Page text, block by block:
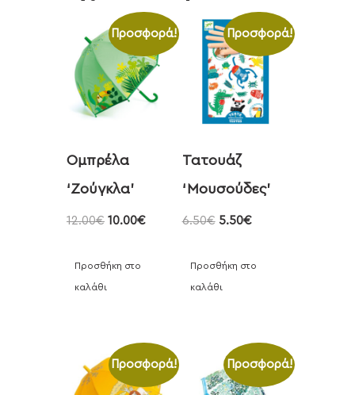
Προσφορά!
Ομπρέλα
‘Ζούγκλα’
12.00€ 10.00€
Προσθήκη στο
καλάθι
Προσφορά!
Τατουάζ
‘Μουσούδες’
6.50€ 5.50€
Προσθήκη στο
καλάθι
Προσφορά! Προσφορά!